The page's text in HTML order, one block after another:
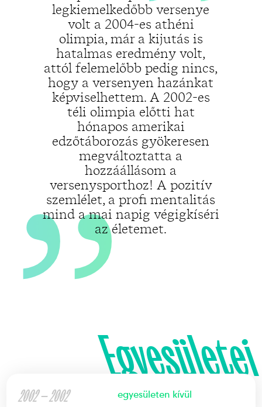
legkiemelkedőbb versenye
volt a 2004-es athéni
olimpia, már a kijutás is
hatalmas eredmény volt,
attól felemelőbb pedig nincs,
hogy a versenyen hazánkat
képviselhettem. A 2002-es
téli olimpia előtti hat
hónapos amerikai
edzőtáborozás gyökeresen
megváltoztatta a
hozzáállásom a
versenysporthoz! A pozitív
szemlélet, a profi mentalitás
mind a mai napig végigkíséri
az életemet.
„
Egyesületei
2002 — 2002 egyesületen kívül